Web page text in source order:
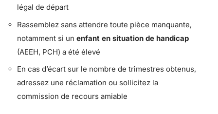
légal de départ
Rassemblez sans attendre toute pièce manquante,
notamment si un enfant en situation de handicap
(AEEH, PCH) a été élevé
En cas d’écart sur le nombre de trimestres obtenus,
adressez une réclamation ou sollicitez la
commission de recours amiable